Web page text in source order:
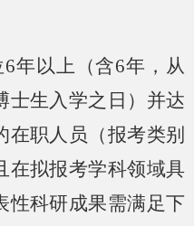
年以上（含6年，从
士生入学之日）并达
在职人员（报考类别
在拟报考学科领域具
性科研成果需满足下